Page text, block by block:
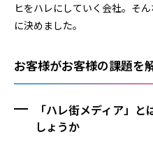
ヒをハレにしていく会社。そ
に決めました。
お客様がお客様の課題を
「ハレ街メディア」
しょうか